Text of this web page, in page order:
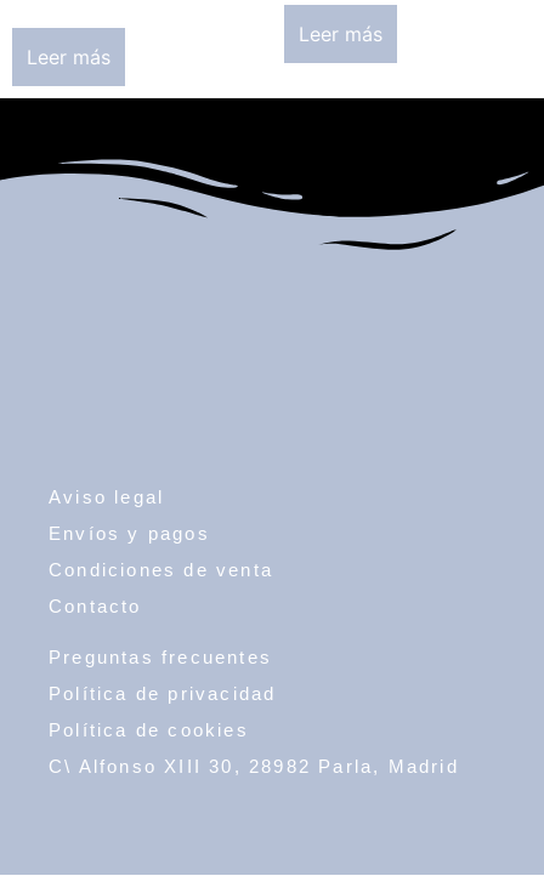
Leer más
Leer más
Aviso legal
Envíos y pagos
Condiciones de venta
Contacto
Preguntas frecuentes
Política de privacidad
Política de cookies
C\ Alfonso XIII 30, 28982 Parla, Madrid